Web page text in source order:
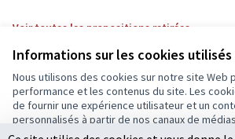
Informations sur les cookies
Nous utilisons des cookies sur notre site Web
performance et les contenus du site. Les
de fournir une expérience utilisateur et un
personnalisés à partir de nos canaux de
Voir toutes les propositions retirées
Conditions d'utilisation
Paramètres des cookies
Ecrivons Angers sur X
(Lien externe)
Ecrivons Angers sur Facebook
(Lien externe)